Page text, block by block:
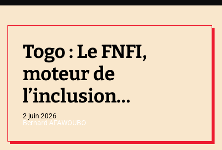
Togo : Le FNFI,
moteur de
l’inclusion
financière
2 juin 2026
Bernard AFAWOUBO